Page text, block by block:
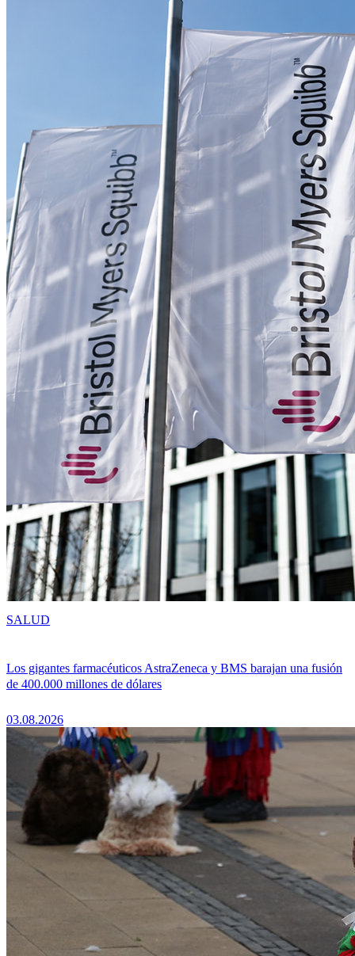
Los gigantes farmacéuticos AstraZeneca y BMS barajan una fusión
de 400.000 millones de dólares
03.08.2026
SALUD